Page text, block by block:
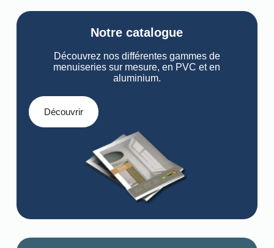
Notre catalogue
Découvrez nos différentes gammes de
menuiseries sur mesure, en PVC et en
aluminium.
Découvrir